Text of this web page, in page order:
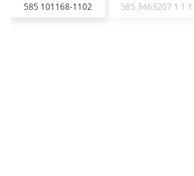
585 101168-1102
585 3463207 1 1 1